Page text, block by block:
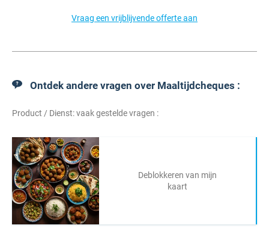
Vraag een vrijblijvende offerte aan
Ontdek andere vragen over Maaltijdcheques :
Product / Dienst: vaak gestelde vragen :
Deblokkeren van mijn
kaart